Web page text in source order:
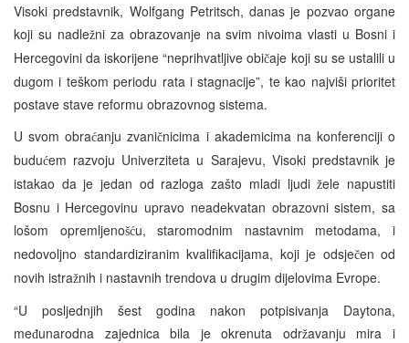
Visoki predstavnik, Wolfgang Petritsch, danas je pozvao organe
koji su nadležni za obrazovanje na svim nivoima vlasti u Bosni i
Hercegovini da iskorijene “neprihvatljive običaje koji su se ustalili u
dugom i teškom periodu rata i stagnacije”, te kao najviši prioritet
postave stave reformu obrazovnog sistema.
U svom obraćanju zvaničnicima i akademicima na konferenciji o
budućem razvoju Univerziteta u Sarajevu, Visoki predstavnik je
istakao da je jedan od razloga zašto mladi ljudižele napustiti
Bosnu i Hercegovinu upravo neadekvatan obrazovni sistem, sa
lošom opremljenošću, staromodnim nastavnim metodama, i
nedovoljno standardiziranim kvalifikacijama, koji je odsječen od
novih istražnih i nastavnih trendova u drugim dijelovima Evrope.
“U posljednjih šest godina nakon potpisivanja Daytona,
međunarodna zajednica bila je okrenuta održavanju mira i